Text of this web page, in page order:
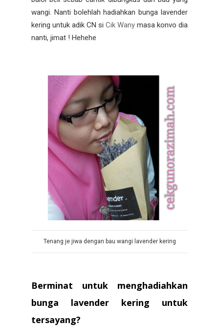
wangi. Nanti bolehlah hadiahkan bunga lavender
kering untuk adik CN si Cik Wany masa konvo dia
nanti, jimat ! Hehehe
Tenang je jiwa dengan bau wangi lavender kering
Berminat untuk menghadiahkan
bunga lavender kering untuk
tersayang?